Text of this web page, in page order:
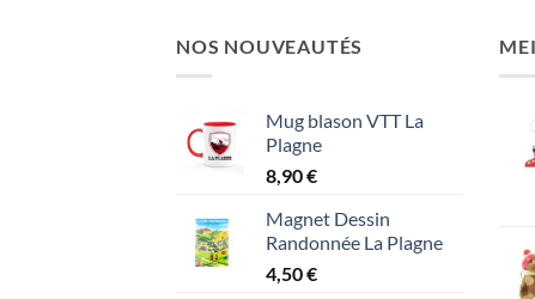
NOS NOUVEAUTÉS
Mug blason VTT La
Plagne
8,90€
Magnet Dessin
Randonnée La Plagne
4,50€